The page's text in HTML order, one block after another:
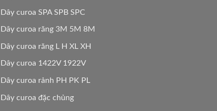
Dây curoa SPA SPB SPC
Dây curoa răng 3M 5M 8M
Dây curoa răng L H XL XH
Dây curoa 1422V 1922V
Dây curoa rảnh PH PK PL
Dây curoa đặc chủng